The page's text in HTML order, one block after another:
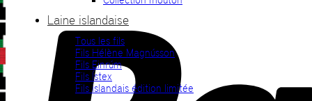
Laine islandaise
Tous les fils
Fils Hélène Magnússon
Fils Einrúm
Fils Ístex
Fils islandais édition limitée